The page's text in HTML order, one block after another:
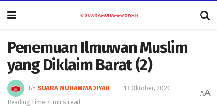
Penemuan Ilmuwan Muslim
yang Diklaim Barat (2)
BY SUARA MUHAMMADIYAH
13 Oktober, 2020
Reading Time: 4 mins read
AA